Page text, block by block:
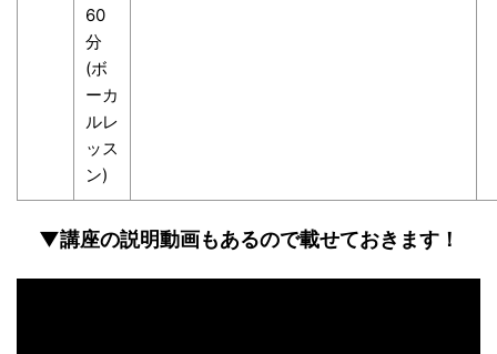
60
分
(ボ
ーカ
ルレ
ッス
ン)
▼講座の説明動画もあるので載せておきます！